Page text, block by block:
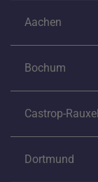
Aachen
Bochum
Castrop-Rauxel
Dortmund